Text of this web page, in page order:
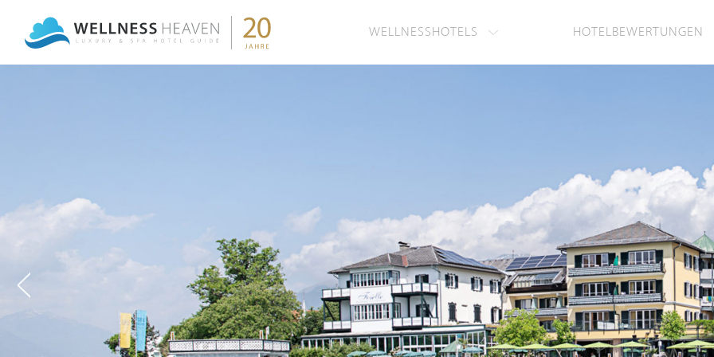
WELLNESSHOTELS HOTELBEWERTUNGEN